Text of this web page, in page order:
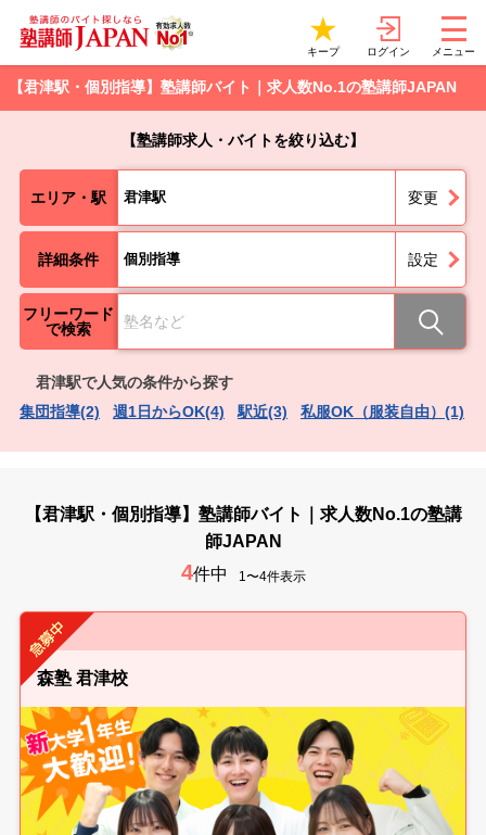
キープ ログイン メニュー
【君津駅・個別指導】塾講師バイト｜求人数No.1の塾講師JAPAN
【塾講師求人・バイトを絞り込む】
エリア・駅 君津駅 変更
詳細条件 個別指導 設定
フリーワード
で検索
君津駅で人気の条件から探す
集団指導(2)
週1日からOK(4) 駅近(3) 私服OK（服装自由）(1)
【君津駅・個別指導】塾講師バイト｜求人数No.1の塾講
師JAPAN
4件中 1〜4件表示
森塾 君津校